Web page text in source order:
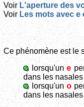
Voir L'aperture des
Voir Les mots avec
Ce phénomène est le
lorsqu'une
dans les nasales
lorsqu'un o
dans les nasales